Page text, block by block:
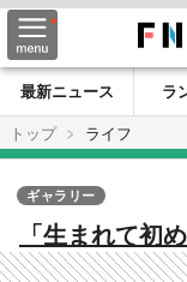
最新ニュース ラ
トップ
ライフ
「生まれて初
アドネーショ
ギャラリー